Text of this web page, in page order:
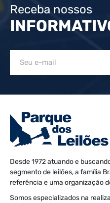
Receba nossos
Desde 1972 atuando e
segmento de leilões, a família
referência e uma organização
Somos especializados na